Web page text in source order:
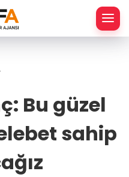
Bu güzel
sahip